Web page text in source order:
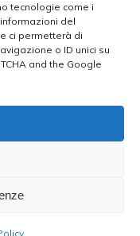
tecnologie come i
del
ci permetterà di
o ID unici su
and the Google
phone
©